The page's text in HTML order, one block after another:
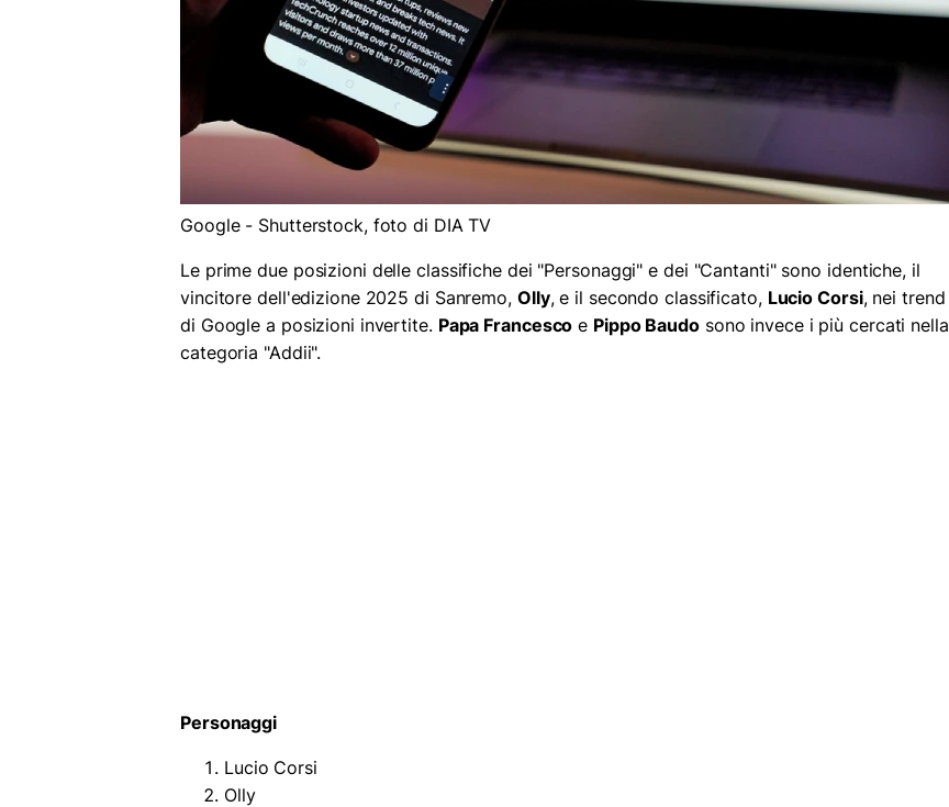
Google - Shutterstock, foto di DIA TV
Le prime due posizioni delle classifiche dei "Personaggi" e dei "Cantanti" sono identiche, il
vincitore dell'edizione 2025 di Sanremo, Olly, e il secondo classificato, Lucio Corsi, nei trend
di Google a posizioni invertite. Papa Francesco e Pippo Baudosono invece i più cercati nella
categoria "Addii".
Personaggi
Lucio Corsi
Olly